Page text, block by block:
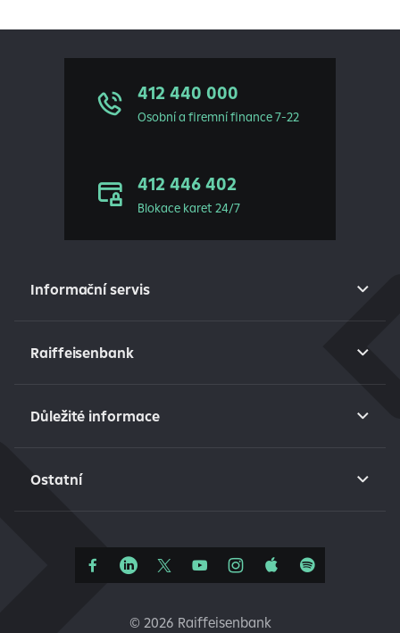
412 440 000
Osobní a firemní finance 7-22
412 446 402
Blokace karet 24/7
Informační servis
Raiffeisenbank
Důležité informace
Ostatní
© 2026 Raiffeisenbank